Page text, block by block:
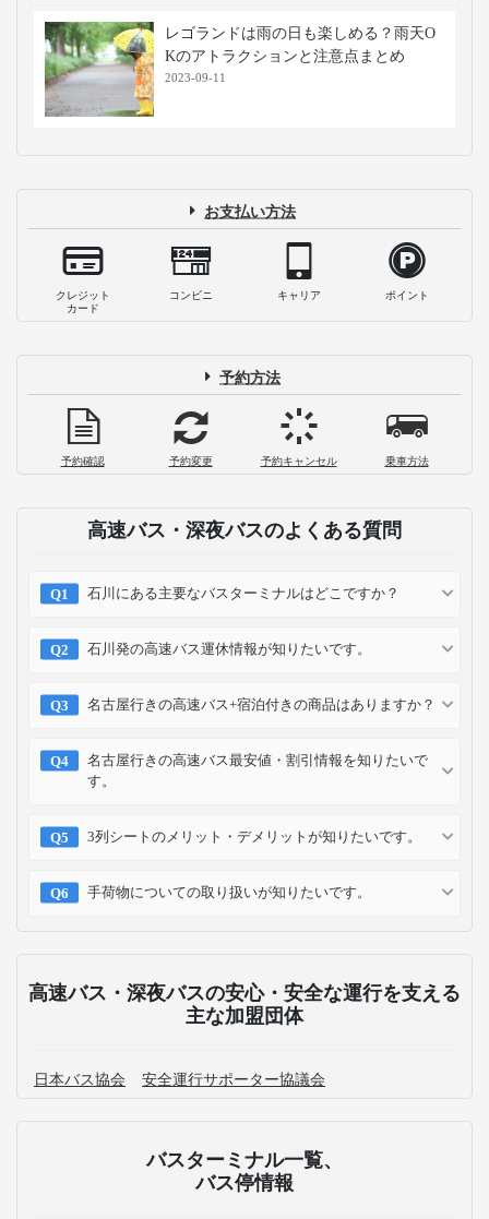
レゴランドは雨の日も楽しめる？雨天O
Kのアトラクションと注意点まとめ
2023-09-11
お支払い方法
クレジット
カード
コンビニ キャリア ポイント
予約方法
予約確認 予約変更 予約キャンセル 乗車方法
高速バス・深夜バスのよくある質問
石川にある主要なバスターミナルはどこですか？
石川発の高速バス運休情報が知りたいです。
名古屋行きの高速バス+宿泊付きの商品はありますか？
名古屋行きの高速バス最安値・割引情報を知りたいで
す。
3列シートのメリット・デメリットが知りたいです。
手荷物についての取り扱いが知りたいです。
高速バス・深夜バスの安心・安全な運行を支える
主な加盟団体
日本バス協会 安全運行サポーター協議会
バスターミナル一覧、
バス停情報